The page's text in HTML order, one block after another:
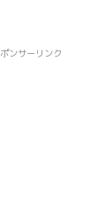
ンサーリンク